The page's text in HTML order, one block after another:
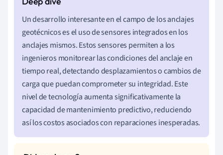
Un desarrollo interesante en el campo de los anclajes
geotécnicos es el uso de sensores integrados en los
anclajes mismos. Estos sensores permiten a los
ingenieros monitorear las condiciones del anclaje en
tiempo real, detectando desplazamientos o cambios de
carga que puedan comprometer su integridad. Este
nivel de tecnología aumenta significativamente la
capacidad de mantenimiento predictivo, reduciendo
así los costos asociados con reparaciones inesperadas.